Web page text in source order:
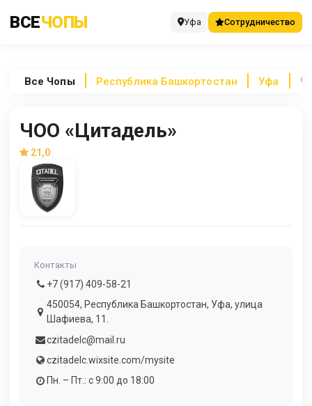
ВСЕЧОПЫ Уфа Сотрудничество
Все Чопы Республика Башкортостан Уфа
ЧОО «Цитадель»
21,0
Контакты
+7 (917) 409-58-21
450054, Республика Башкортостан, Уфа, улица
Шафиева, 11.
czitadelc@mail.ru
czitadelc.wixsite.com/mysite
Пн. – Пт.: с 9:00 до 18:00